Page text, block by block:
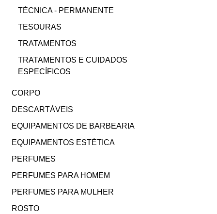
TÉCNICA - PERMANENTE
TESOURAS
TRATAMENTOS
TRATAMENTOS E CUIDADOS
ESPECÍFICOS
CORPO
DESCARTÁVEIS
EQUIPAMENTOS DE BARBEARIA
EQUIPAMENTOS ESTÉTICA
PERFUMES
PERFUMES PARA HOMEM
PERFUMES PARA MULHER
ROSTO